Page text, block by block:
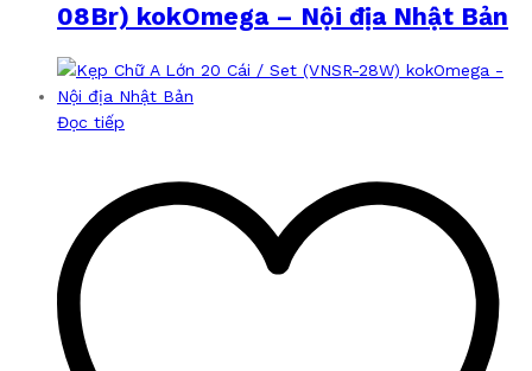
08Br) kokOmega – Nội địa Nhật Bản
Đọc tiếp